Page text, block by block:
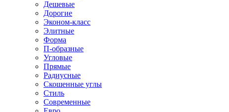
Дешевые
Дорогие
Эконом-класс
Элитные
Форма
П-образные
Угловые
Прямые
Радиусные
Скошенные углы
Стиль
Современные